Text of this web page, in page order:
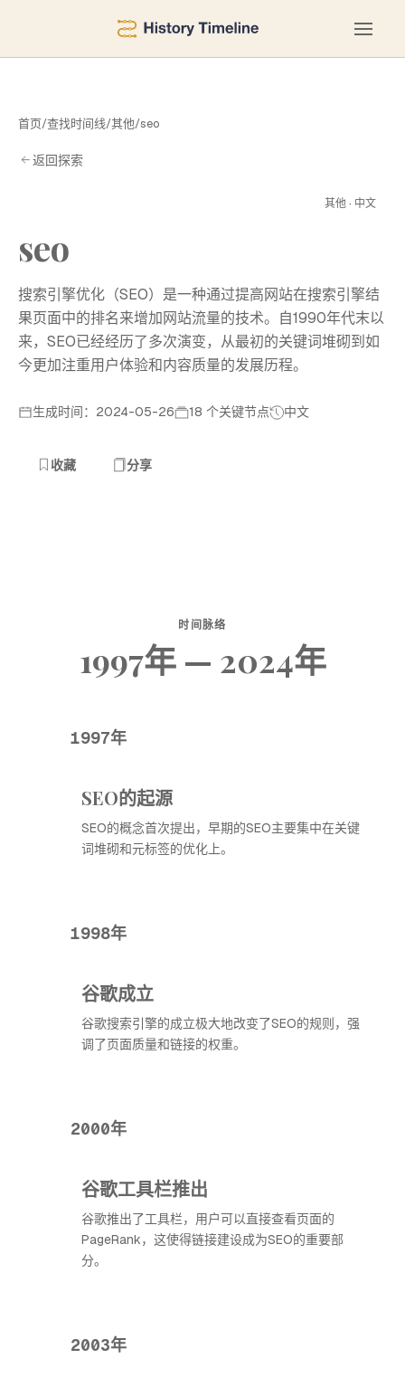
首页/查找时间线/其他/seo
返回探索
其他 · 中文
seo
搜索引擎优化（SEO）是一种通过提高网站在搜索引擎结
果页面中的排名来增加网站流量的技术。自1990年代末以
来，SEO已经经历了多次演变，从最初的关键词堆砌到如
今更加注重用户体验和内容质量的发展历程。
生成时间：2024-05-26 18 个关键节点 中文
收藏 分享
时间脉络
1997年 — 2024年
1997年
SEO的起源
SEO的概念首次提出，早期的SEO主要集中在关键
词堆砌和元标签的优化上。
1998年
谷歌成立
谷歌搜索引擎的成立极大地改变了SEO的规则，强
调了页面质量和链接的权重。
2000年
谷歌工具栏推出
谷歌推出了工具栏，用户可以直接查看页面的
PageRank，这使得链接建设成为SEO的重要部
分。
2003年